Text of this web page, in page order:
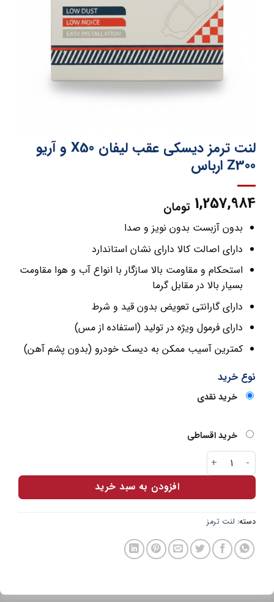
لنت ترمز دیسکی عقب لیفان X50 و آریو
Z300 ارباس
1,257,984 تومان
بدون آزبست بدون نویز و صدا
دارای اصالت کالا دارای نشان استاندارد
استحکام و مقاومت بالا سازگار با انواع آب و هوا مقاومت
بسیار بالا در مقابل گرما
دارای گارانتی تعویض بدون قید و شرط
دارای فرمول ویژه در تولید (استفاده از مس)
کمترین آسیب ممکن به دیسک خودرو (بدون پشم آهن)
نوع خرید
خرید نقدی
خرید اقساطی
لنت ترمز دیسکی عقب لیفان X50 و آریو Z300 ارباس عدد
افزودن به سبد خرید
دسته:لنت ترمز